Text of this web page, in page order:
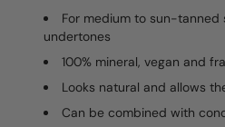
For medium to sun-tanned
undertones
100% mineral, vegan and
Looks natural and allows
Can be combined with